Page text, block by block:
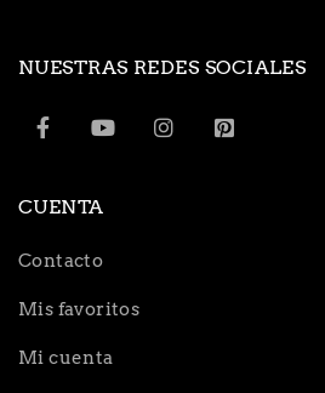
NUESTRAS REDES SOCIALES
CUENTA
Contacto
Mis favoritos
Mi cuenta